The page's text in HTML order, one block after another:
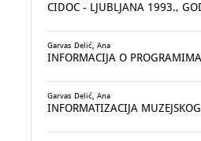
CIDOC - LJUBLJANA 1993.,
Garvas Delić, Ana
INFORMACIJA O
Garvas Delić, Ana
INFORMATIZACIJA